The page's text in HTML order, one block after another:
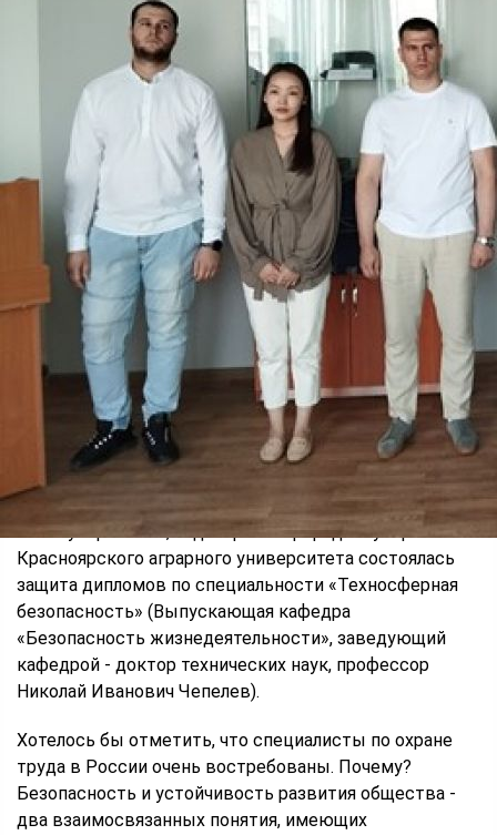
22, 23 и 26 июня этого года в институте
землеустройства, кадастров и природообустройства
Красноярского аграрного университета состоялась
защита дипломов по специальности «Техносферная
безопасность» (Выпускающая кафедра
«Безопасность жизнедеятельности», заведующий
кафедрой - доктор технических наук, профессор
Николай Иванович Чепелев).
Хотелось бы отметить, что специалисты по охране
труда в России очень востребованы. Почему?
Безопасность и устойчивость развития общества -
два взаимосвязанных понятия, имеющих